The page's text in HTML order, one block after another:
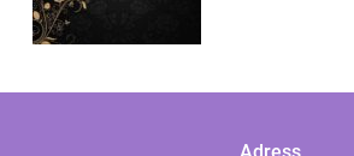
Adress